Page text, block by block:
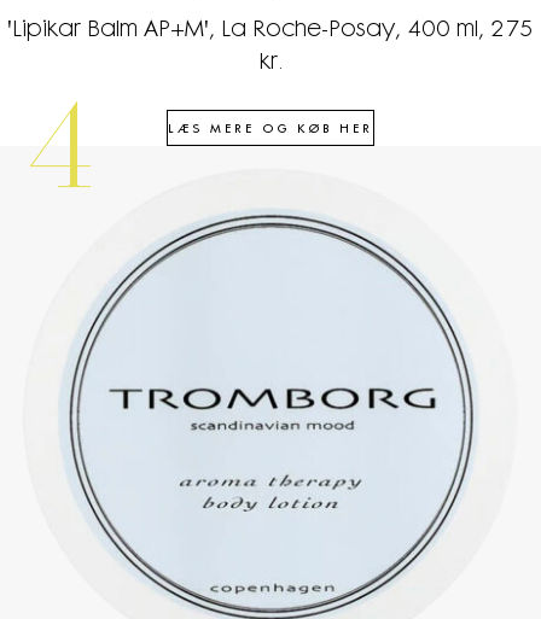
'Lipikar Balm AP+M', La Roche-Posay, 400 ml, 275
kr.
LÆS MERE OG KØB HER
4